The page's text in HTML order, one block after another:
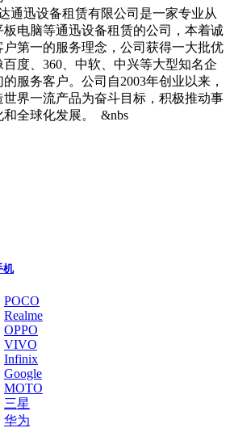
设备租赁有限公司是一家专业从
板电脑等通迅设备租赁的公司，本着诚
户第一的服务理念，公司获得一大批优
百度、360、中软、中兴等大型知名企
服务客户。公司自2003年创业以来，
世界一流产品为奋斗目标，积极推动事
和全球化发展。 &nbs
机
POCO
Realme
OPPO
VIVO
Infinix
Google
MOTO
三星
华为